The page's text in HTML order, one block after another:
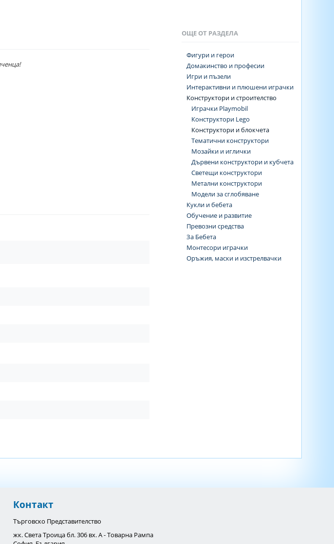
ОЩЕ ОТ РАЗДЕЛА
Фигури и герои
Домакинство и професии
Игри и пъзели
Интерактивни и плюшени играчки
Конструктори и строителство
Играчки Playmobil
Конструктори Lego
Конструктори и блокчета
Тематични конструктори
Мозайки и иглички
Дървени конструктори и кубчета
Светещи конструктори
Метални конструктори
Модели за сглобяване
Кукли и бебета
Обучение и развитие
Превозни средства
За Бебета
Монтесори играчки
Оръжия, маски и изстрелвачки
Контакт
Търговско Представителство
жк. Света Троица бл. 306 вх. А - Товарна Рампа